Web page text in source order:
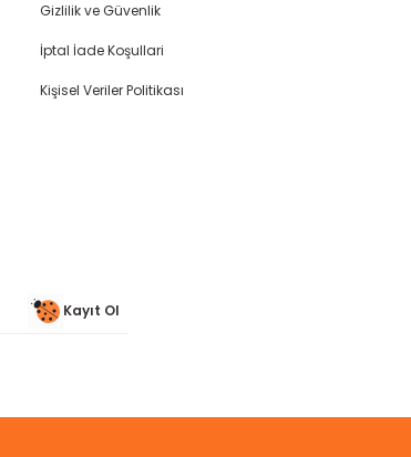
Gönder
Gizlilik ve Güvenlik
İptal İade Koşullari
Kişisel Veriler Politikası
Kayıt Ol